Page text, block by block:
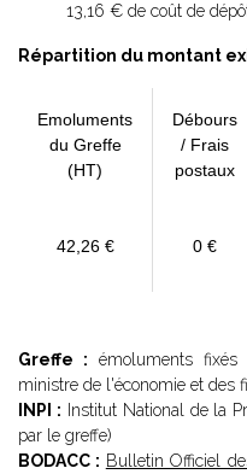
13,16 € de coût de
Répartition du montant
Emoluments
du Greffe
(HT)
Débours
/ Frais
postaux
42,26 € 0 €
Greffe : émoluments fixés
ministre de l'économie et des
INPI : Institut National de la
par le greffe)
BODACC : Bulletin Officiel